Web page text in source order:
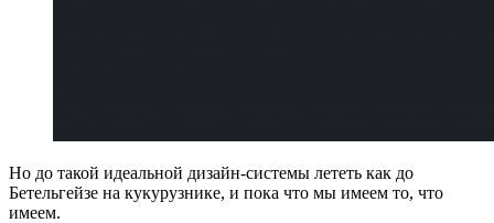
Но до такой идеальной дизайн-системы лететь как до
Бетельгейзе на кукурузнике, и пока что мы имеем то, что
имеем.